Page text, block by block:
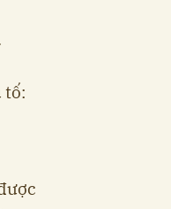
tố: